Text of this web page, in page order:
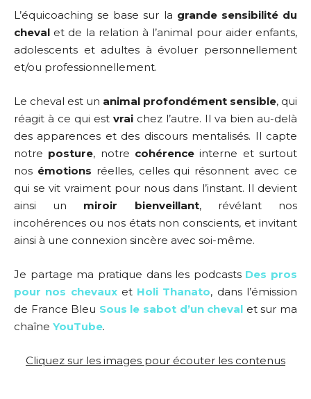
L’équicoaching se base sur la grande sensibilité du
cheval et de la relation à l’animal pour aider enfants,
adolescents et adultes à évoluer personnellement
et/ou professionnellement.
Le cheval est un animal profondément sensible, qui
réagit à ce qui est vrai chez l’autre. Il va bien au-delà
des apparences et des discours mentalisés. Il capte
notre posture, notre cohérence interne et surtout
nos émotions réelles, celles qui résonnent avec ce
qui se vit vraiment pour nous dans l’instant. Il devient
ainsi un miroir bienveillant, révélant nos
incohérences ou nos états non conscients, et invitant
ainsi à une connexion sincère avec soi-même.
Je partage ma pratique dans les podcasts Des pros
pour nos chevauxet Holi Thanato, dans l’émission
de France Bleu Sous le sabot d’un cheval et sur ma
chaîne YouTube.
Cliquez sur les images pour écouter les contenus